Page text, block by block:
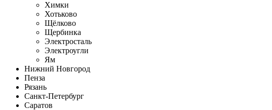
Химки
Хотьково
Щёлково
Щербинка
Электросталь
Электроугли
Ям
Нижний Новгород
Пенза
Рязань
Санкт-Петербург
Саратов